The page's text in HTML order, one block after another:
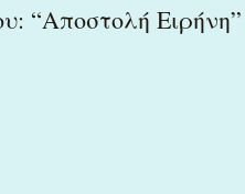
“Αποστολή Ειρήνη”